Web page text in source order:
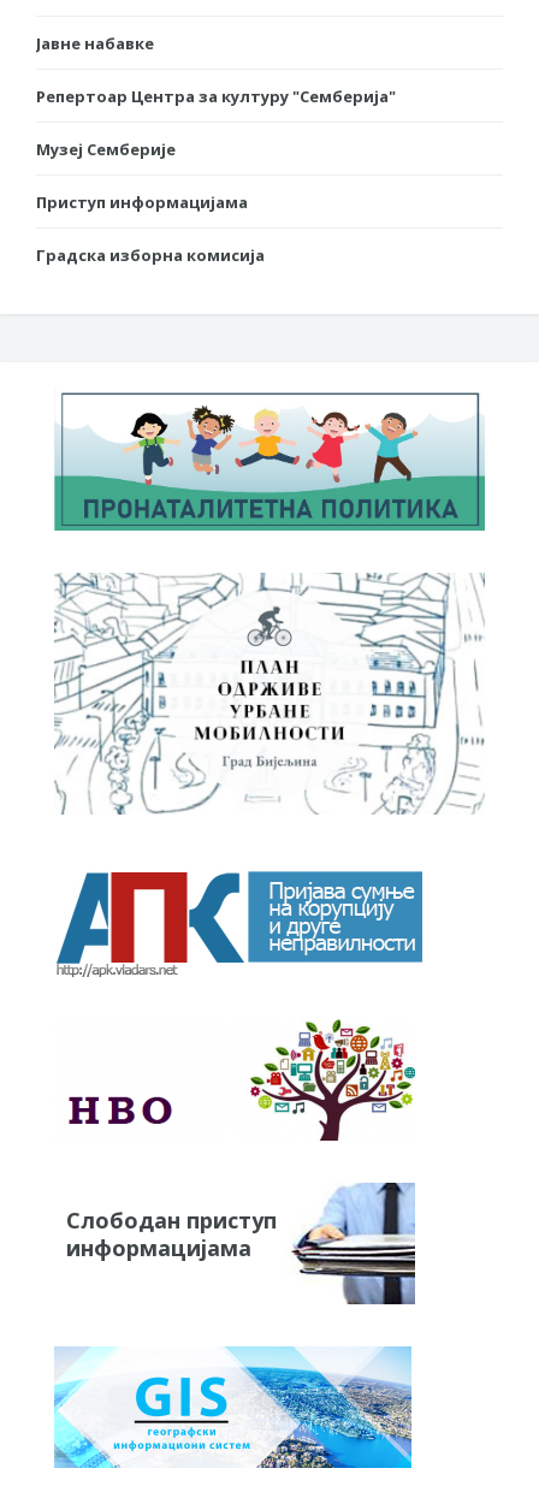
Јавне набавке
Репертоар Центра за културу "Семберија"
Музеј Семберије
Приступ информацијама
Градска изборна комисија
Слободан приступ
информацијама